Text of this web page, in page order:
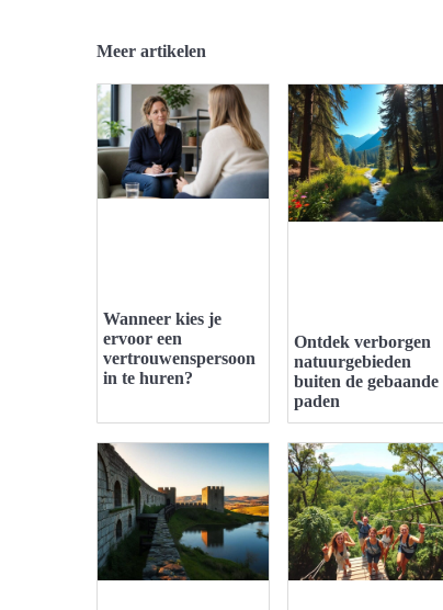
Meer artikelen
Wanneer kies je
ervoor een
vertrouwenspersoon
in te huren?
Ontdek verborgen
natuurgebieden
buiten de gebaande
paden